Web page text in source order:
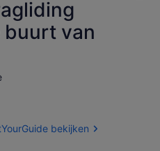
buurt van
bekijken